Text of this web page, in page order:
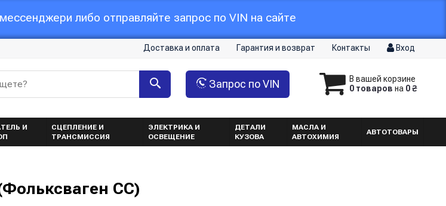
либо отправляйте запрос по VIN на сайте
Доставка и оплата Гарантия и возврат Контакты Вход
В вашей корзине
0 товаров на 0 ₴
Запрос по VIN
И
СЦЕПЛЕНИЕ И
ТРАНСМИССИЯ
ЭЛЕКТРИКА И
ОСВЕЩЕНИЕ
ДЕТАЛИ
КУЗОВА
МАСЛА И
АВТОХИМИЯ
АВТОТОВАРЫ
CC)